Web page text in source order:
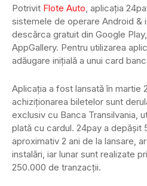
Potrivit Flote Auto, aplicația
sistemele de operare Android &
descărca gratuit din Google
AppGallery. Pentru utilizarea
adăugare inițială a unui card
Aplicația a fost lansată în martie
achiziționarea biletelor sunt
exclusiv cu Banca Transilvania,
plată cu cardul. 24pay a depășit
aproximativ 2 ani de la lansare,
instalări, iar lunar sunt realizate
250.000 de tranzacții.